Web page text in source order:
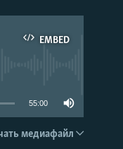
EMBED
EMBED
55:00
медиафайл